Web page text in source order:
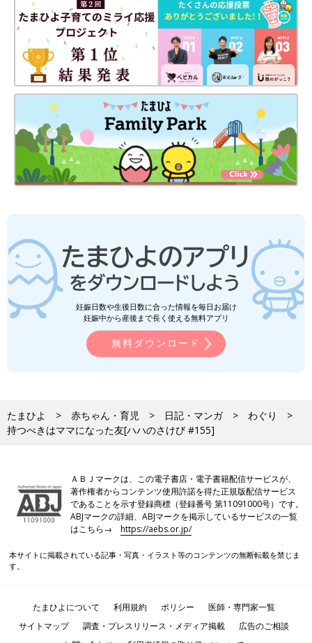
妊娠日数や生後日数に合った情報を毎日お届け
妊娠中から産後まで長く使える無料アプリ
無料ダウンロード
たまひよ 赤ちゃん・育児 日記・マンガ
わぐり
持つべきはママになった友[ハハのさけび #155]
ＡＢＪマークは、この電子書店・電子書籍配信サービスが、
著作権者からコンテンツ使用許諾を得た正規版配信サービス
であることを示す登録商標（登録番号 第11091000号）です。
ABJマークの詳細、ABJマークを掲示しているサービスの一覧
はこちら→https://aebs.or.jp/
本サイトに掲載されている記事・写真・イラスト等のコンテンツの無断転載を禁じま
す。
たまひよについて 利用規約 ポリシー
医師・専門家一覧
サイトマップ
調査・プレスリリース・メディア掲載
広告のご相談